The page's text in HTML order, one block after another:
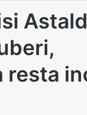
resta